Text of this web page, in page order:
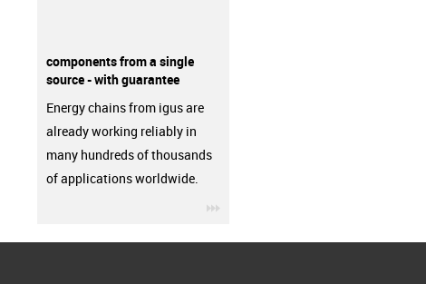
components from a single
source - with guarantee
Energy chains from igus are
already working reliably in
many hundreds of thousands
of applications worldwide.